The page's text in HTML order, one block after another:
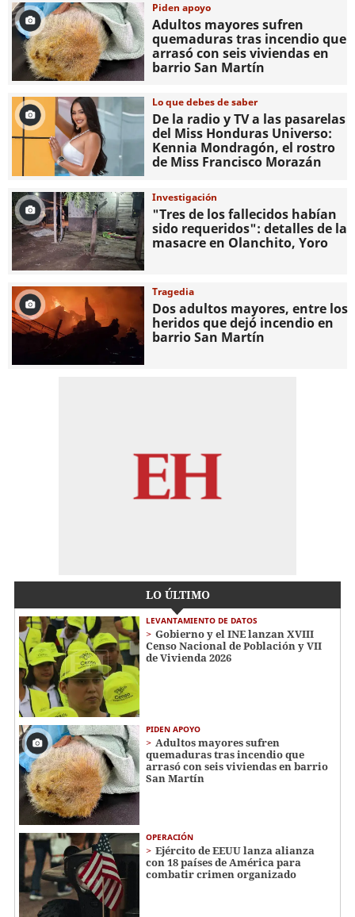
Piden apoyo
Adultos mayores sufren
quemaduras tras incendio que
arrasó con seis viviendas en
barrio San Martín
Lo que debes de saber
De la radio y TV a las pasarelas
del Miss Honduras Universo:
Kennia Mondragón, el rostro
de Miss Francisco Morazán
Investigación
"Tres de los fallecidos habían
sido requeridos": detalles de la
masacre en Olanchito, Yoro
Tragedia
Dos adultos mayores, entre los
heridos que dejó incendio en
barrio San Martín
LO ÚLTIMO
LEVANTAMIENTO DE DATOS
Gobierno y el INE lanzan XVIII
Censo Nacional de Población y VII
de Vivienda 2026
PIDEN APOYO
Adultos mayores sufren
quemaduras tras incendio que
arrasó con seis viviendas en barrio
San Martín
OPERACIÓN
Ejército de EEUU lanza alianza
con 18 países de América para
combatir crimen organizado